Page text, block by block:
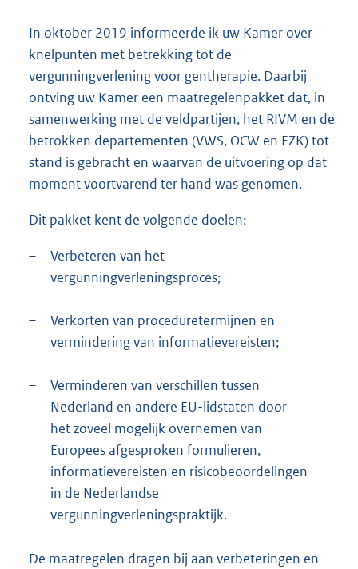
In oktober 2019 informeerde ik uw Kamer over
knelpunten met betrekking tot de
vergunningverlening voor gentherapie. Daarbij
ontving uw Kamer een maatregelenpakket dat, in
samenwerking met de veldpartijen, het RIVM en de
betrokken departementen (VWS, OCW en EZK) tot
stand is gebracht en waarvan de uitvoering op dat
moment voortvarend ter hand was genomen.
Dit pakket kent de volgende doelen:
–
Verbeteren van het
vergunningverleningsproces;
–
Verkorten van proceduretermijnen en
vermindering van informatievereisten;
–
Verminderen van verschillen tussen
Nederland en andere EU-lidstaten door
het zoveel mogelijk overnemen van
Europees afgesproken formulieren,
informatievereisten en risicobeoordelingen
in de Nederlandse
vergunningverleningspraktijk.
De maatregelen dragen bij aan verbeteringen en